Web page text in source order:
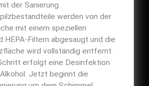
der Sanierung.
werden von der
mit einem speziellen
HEPA-Filtern abgesaugt und die
wird vollständig entfernt.
erfolgt eine Desinfektion
Jetzt beginnt die